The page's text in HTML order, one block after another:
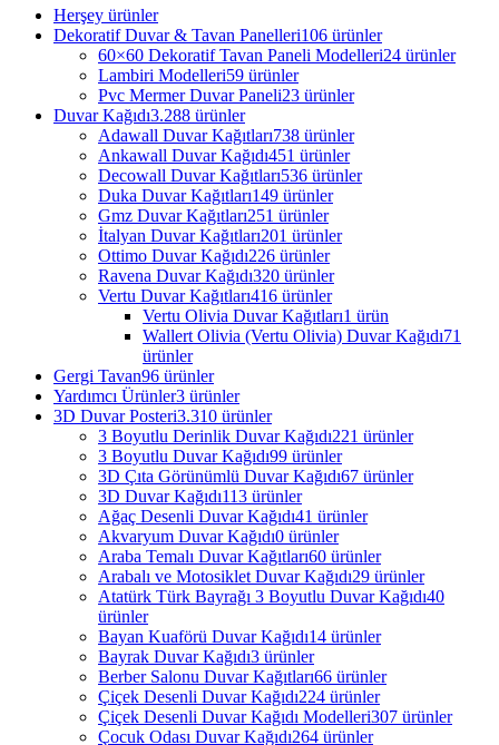
Herşey ürünler
Dekoratif Duvar & Tavan Panelleri106 ürünler
60×60 Dekoratif Tavan Paneli Modelleri24 ürünler
Lambiri Modelleri59 ürünler
Pvc Mermer Duvar Paneli23 ürünler
Duvar Kağıdı3.288 ürünler
Adawall Duvar Kağıtları738 ürünler
Ankawall Duvar Kağıdı451 ürünler
Decowall Duvar Kağıtları536 ürünler
Duka Duvar Kağıtları149 ürünler
Gmz Duvar Kağıtları251 ürünler
İtalyan Duvar Kağıtları201 ürünler
Ottimo Duvar Kağıdı226 ürünler
Ravena Duvar Kağıdı320 ürünler
Vertu Duvar Kağıtları416 ürünler
Vertu Olivia Duvar Kağıtları1 ürün
Wallert Olivia (Vertu Olivia) Duvar Kağıdı71
ürünler
Gergi Tavan96 ürünler
Yardımcı Ürünler3 ürünler
3D Duvar Posteri3.310 ürünler
3 Boyutlu Derinlik Duvar Kağıdı221 ürünler
3 Boyutlu Duvar Kağıdı99 ürünler
3D Çıta Görünümlü Duvar Kağıdı67 ürünler
3D Duvar Kağıdı113 ürünler
Ağaç Desenli Duvar Kağıdı41 ürünler
Akvaryum Duvar Kağıdı0 ürünler
Araba Temalı Duvar Kağıtları60 ürünler
Arabalı ve Motosiklet Duvar Kağıdı29 ürünler
Atatürk Türk Bayrağı 3 Boyutlu Duvar Kağıdı40
ürünler
Bayan Kuaförü Duvar Kağıdı14 ürünler
Bayrak Duvar Kağıdı3 ürünler
Berber Salonu Duvar Kağıtları66 ürünler
Çiçek Desenli Duvar Kağıdı224 ürünler
Çiçek Desenli Duvar Kağıdı Modelleri307 ürünler
Çocuk Odası Duvar Kağıdı264 ürünler